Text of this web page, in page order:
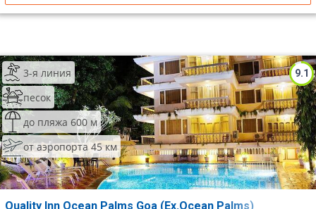
9.1
3-я линия
песок
до пляжа 600 м
от аэропорта 45 км
Quality Inn Ocean Palms Goa (Ex.Ocean Palms)